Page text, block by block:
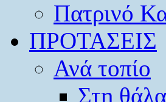
Πατρινό
ΠΡΟΤΑΣΕΙΣ
Ανά τοπίο
Στη